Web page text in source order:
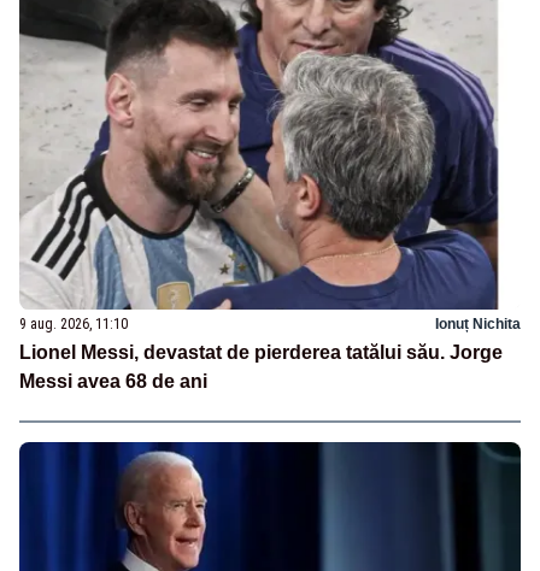
9 aug. 2026, 11:10 Ionuț Nichita
Lionel Messi, devastat de pierderea tatălui său. Jorge
Messi avea 68 de ani